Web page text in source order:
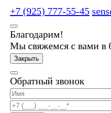
+7 (925) 777-55-45
Благодарим!
Мы свяжемся с вами в
Закрыть
Обратный звонок